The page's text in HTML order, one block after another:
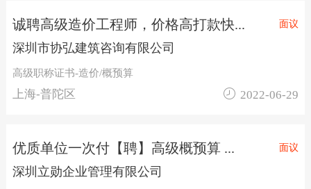
诚聘高级造价工程师，价格高打款快... 面议
深圳市协弘建筑咨询有限公司
高级职称证书-造价/概预算
上海-普陀区  2022-06-29
优质单位一次付【聘】高级概预算 ... 面议
深圳立勋企业管理有限公司